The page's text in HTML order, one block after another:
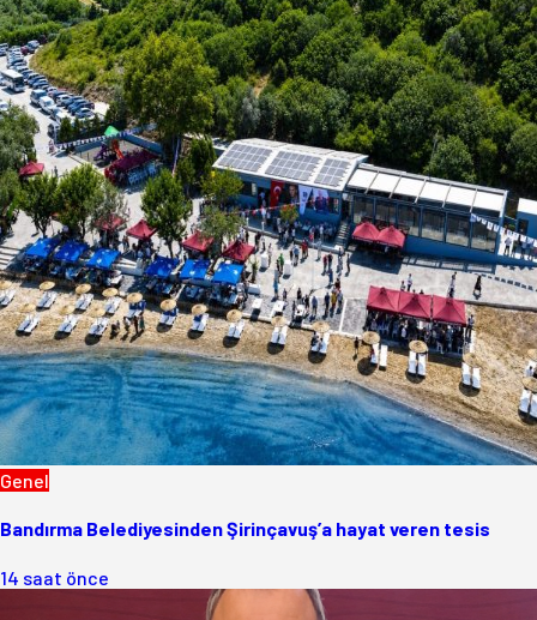
Genel
Bandırma Belediyesinden Şirinçavuş’a hayat veren tesis
14 saat önce